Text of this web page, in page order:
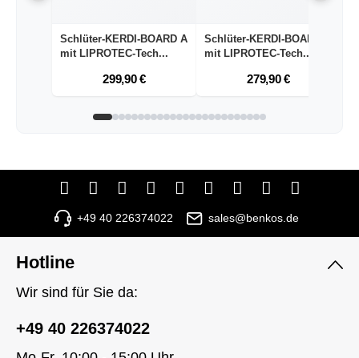
Schlüter-KERDI-BOARD A
mit LIPROTEC-Tech...
299,90 €
Schlüter-KERDI-BOARD A
mit LIPROTEC-Tech...
279,90 €
+49 40 226374022 sales@benkos.de
Hotline
Wir sind für Sie da:
+49 40 226374022